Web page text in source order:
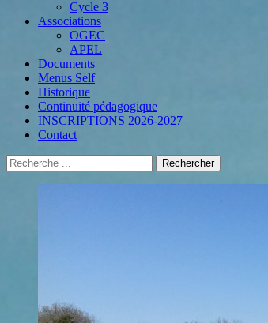
Cycle 3
Associations
OGEC
APEL
Documents
Menus Self
Historique
Continuité pédagogique
INSCRIPTIONS 2026-2027
Contact
Recherche
Rechercher :
Menu